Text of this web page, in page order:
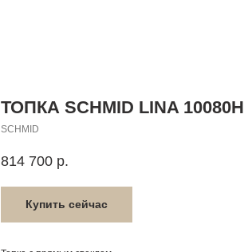
ТОПКА SCHMID LINA 10080H
SCHMID
814 700 р.
Купить сейчас